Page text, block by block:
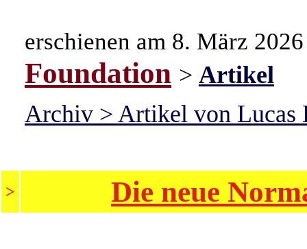
erschienen am 8. März
Foundation > Artikel
Archiv > Artikel von Lucas
> Die neue